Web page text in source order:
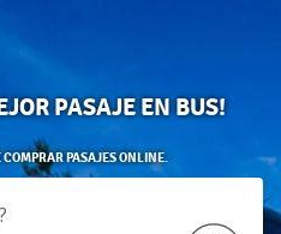
PASAJE EN BUS!
PASAJES ONLINE.